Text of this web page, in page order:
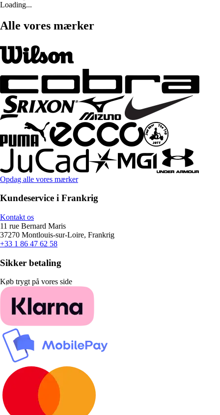
Loading...
Alle vores mærker
Opdag alle vores mærker
Kundeservice i Frankrig
Kontakt os
11 rue Bernard Maris
37270 Montlouis-sur-Loire, Frankrig
+33 1 86 47 62 58
Sikker betaling
Køb trygt på vores side